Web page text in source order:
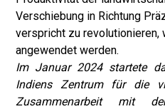
Verschiebung in Richtung
verspricht zu
angewendet werden.
Im Januar 2024 startete
Indiens Zentrum für die
Zusammenarbeit mit